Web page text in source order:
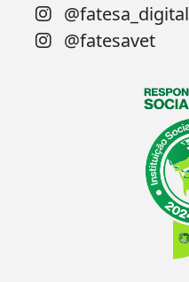
@fatesa_digital
@fatesavet